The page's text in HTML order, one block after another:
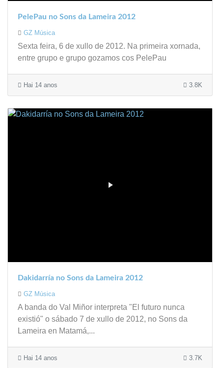
PelePau no Sons da Lameira 2012
GZ Música
Sexta feira, 6 de xullo de 2012. Na primeira xornada,
entre grupo e grupo gozamos cos PelePau
Hai 14 anos 3.8K
Dakidarría no Sons da Lameira 2012
GZ Música
A banda do Val Miñor interpreta "El futuro nunca
existió" o sábado 7 de xullo de 2012, no Sons da
Lameira en Matamá,...
Hai 14 anos 3.7K